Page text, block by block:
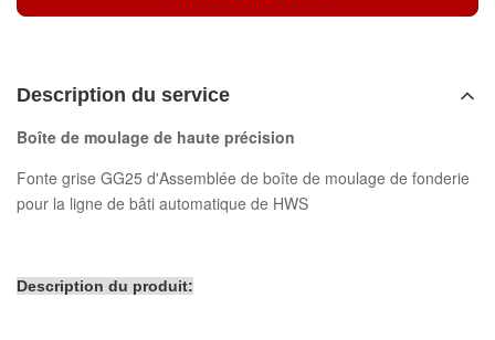
Description du service
Boîte de moulage de haute précision
Fonte grise GG25 d'Assemblée de boîte de moulage de fonderie
pour la ligne de bâti automatique de HWS
Description du produit: